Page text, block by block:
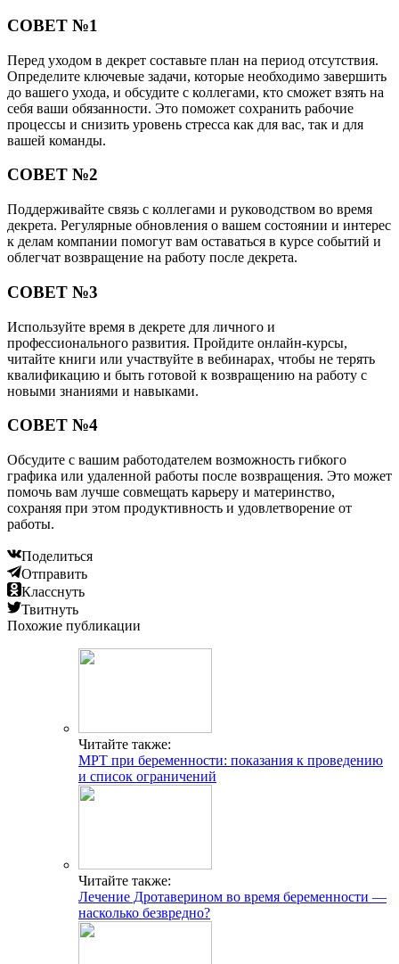
СОВЕТ №1
Перед уходом в декрет составьте план на период отсутствия.
Определите ключевые задачи, которые необходимо завершить
до вашего ухода, и обсудите с коллегами, кто сможет взять на
себя ваши обязанности. Это поможет сохранить рабочие
процессы и снизить уровень стресса как для вас, так и для
вашей команды.
СОВЕТ №2
Поддерживайте связь с коллегами и руководством во время
декрета. Регулярные обновления о вашем состоянии и интерес
к делам компании помогут вам оставаться в курсе событий и
облегчат возвращение на работу после декрета.
СОВЕТ №3
Используйте время в декрете для личного и
профессионального развития. Пройдите онлайн-курсы,
читайте книги или участвуйте в вебинарах, чтобы не терять
квалификацию и быть готовой к возвращению на работу с
новыми знаниями и навыками.
СОВЕТ №4
Обсудите с вашим работодателем возможность гибкого
графика или удаленной работы после возвращения. Это может
помочь вам лучше совмещать карьеру и материнство,
сохраняя при этом продуктивность и удовлетворение от
работы.
Поделиться
Отправить
Класснуть
Твитнуть
Похожие публикации
Читайте также:
МРТ при беременности: показания к проведению
и список ограничений
Читайте также:
Лечение Дротаверином во время беременности —
насколько безвредно?